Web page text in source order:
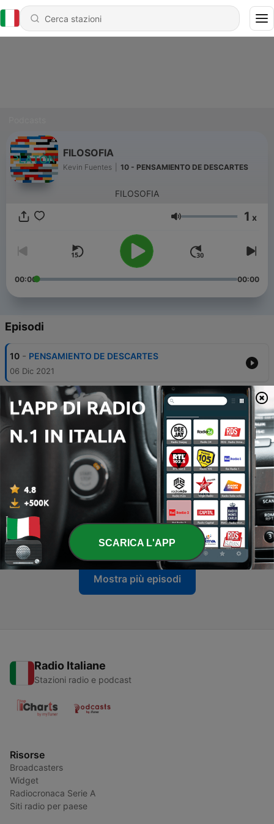
FILOSOFIA
Kevin Fuentes 10 - PENSAMIENTO DE DESCARTES
FILOSOFIA
Volume 1 x
00:00 00:00
Episodi
10 - PENSAMIENTO DE DESCARTES
06 Dic 2021
9 SANTO TOMÁS DE AQUINO
21 Nov 2021
8 -
LA IMPORTANCIA DEL AUTOESTIMA Y EL
AUTOCONCEPTO
7 HABILIDADES SOCIALES
25 Ott 2021
6 - ÉTICA Y PROYECTO DE VIDA
04 Ott 2021
Mostra più episodi
Radio Italiane
Stazioni radio e podcast
Risorse
Broadcasters
Widget
Radiocronaca Serie A
Siti radio per paese
SCARICA L'APP